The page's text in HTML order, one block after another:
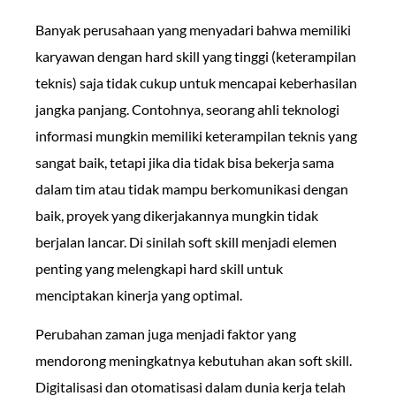
Banyak perusahaan yang menyadari bahwa memiliki
karyawan dengan hard skill yang tinggi (keterampilan
teknis) saja tidak cukup untuk mencapai keberhasilan
jangka panjang. Contohnya, seorang ahli teknologi
informasi mungkin memiliki keterampilan teknis yang
sangat baik, tetapi jika dia tidak bisa bekerja sama
dalam tim atau tidak mampu berkomunikasi dengan
baik, proyek yang dikerjakannya mungkin tidak
berjalan lancar. Di sinilah soft skill menjadi elemen
penting yang melengkapi hard skill untuk
menciptakan kinerja yang optimal.
Perubahan zaman juga menjadi faktor yang
mendorong meningkatnya kebutuhan akan soft skill.
Digitalisasi dan otomatisasi dalam dunia kerja telah